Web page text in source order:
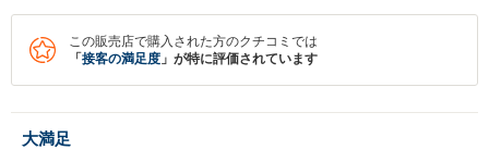
この販売店で購入された方のクチコミでは
「 接客の満足度 」が特に評価されています
大満足
入力途中の情報を保存しますか？
※次回問い合わせをする際に自動入力されます
※保存された情報は90日で破棄されます